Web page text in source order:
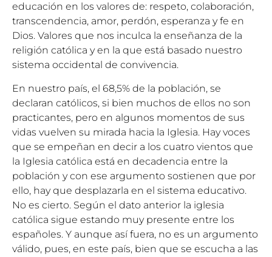
educación en los valores de: respeto, colaboración,
transcendencia, amor, perdón, esperanza y fe en
Dios. Valores que nos inculca la enseñanza de la
religión católica y en la que está basado nuestro
sistema occidental de convivencia.
En nuestro país, el 68,5% de la población, se
declaran católicos, si bien muchos de ellos no son
practicantes, pero en algunos momentos de sus
vidas vuelven su mirada hacia la Iglesia. Hay voces
que se empeñan en decir a los cuatro vientos que
la Iglesia católica está en decadencia entre la
población y con ese argumento sostienen que por
ello, hay que desplazarla en el sistema educativo.
No es cierto. Según el dato anterior la iglesia
católica sigue estando muy presente entre los
españoles. Y aunque así fuera, no es un argumento
válido, pues, en este país, bien que se escucha a las